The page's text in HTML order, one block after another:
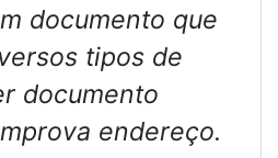
documento que
tipos de
documento
endereço.